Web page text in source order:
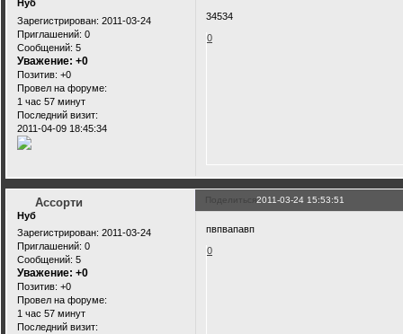
Нуб
Зарегистрирован: 2011-03-24
Приглашений: 0
Сообщений: 5
Уважение: +0
Позитив: +0
Провел на форуме:
1 час 57 минут
Последний визит:
2011-04-09 18:45:34
34534
0
Поделиться2011-03-24 15:53:51
Ассорти
Нуб
Зарегистрирован: 2011-03-24
Приглашений: 0
Сообщений: 5
Уважение: +0
Позитив: +0
Провел на форуме:
1 час 57 минут
Последний визит:
пвпвапавп
0